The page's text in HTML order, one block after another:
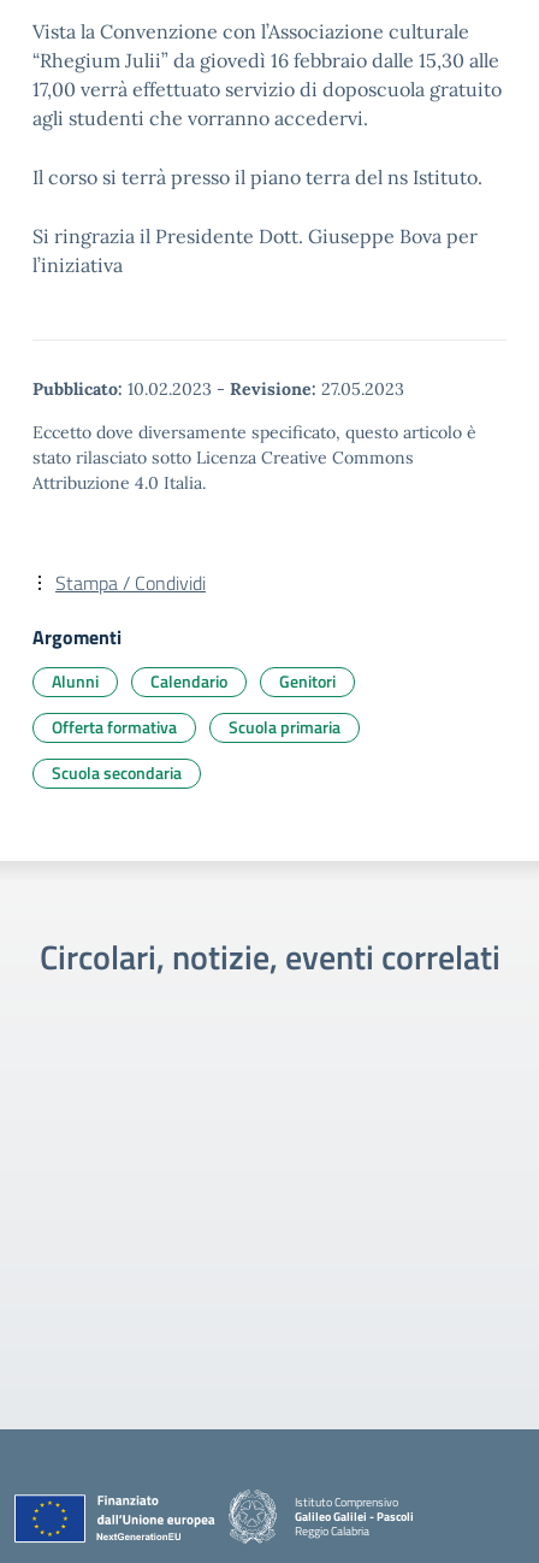
Vista la Convenzione con l’Associazione culturale
“Rhegium Julii” da giovedì 16 febbraio dalle 15,30 alle
17,00 verrà effettuato servizio di doposcuola gratuito
agli studenti che vorranno accedervi.
Il corso si terrà presso il piano terra del ns Istituto.
Si ringrazia il Presidente Dott. Giuseppe Bova per
l’iniziativa
Pubblicato: 10.02.2023 - Revisione: 27.05.2023
Eccetto dove diversamente specificato, questo articolo è
stato rilasciato sotto Licenza Creative Commons
Attribuzione 4.0 Italia.
Stampa / Condividi
Argomenti
Alunni Calendario
Genitori
Offerta formativa
Scuola primaria
Scuola secondaria
Circolari, notizie, eventi correlati
Istituto Comprensivo
Galileo Galilei - Pascoli
Reggio Calabria